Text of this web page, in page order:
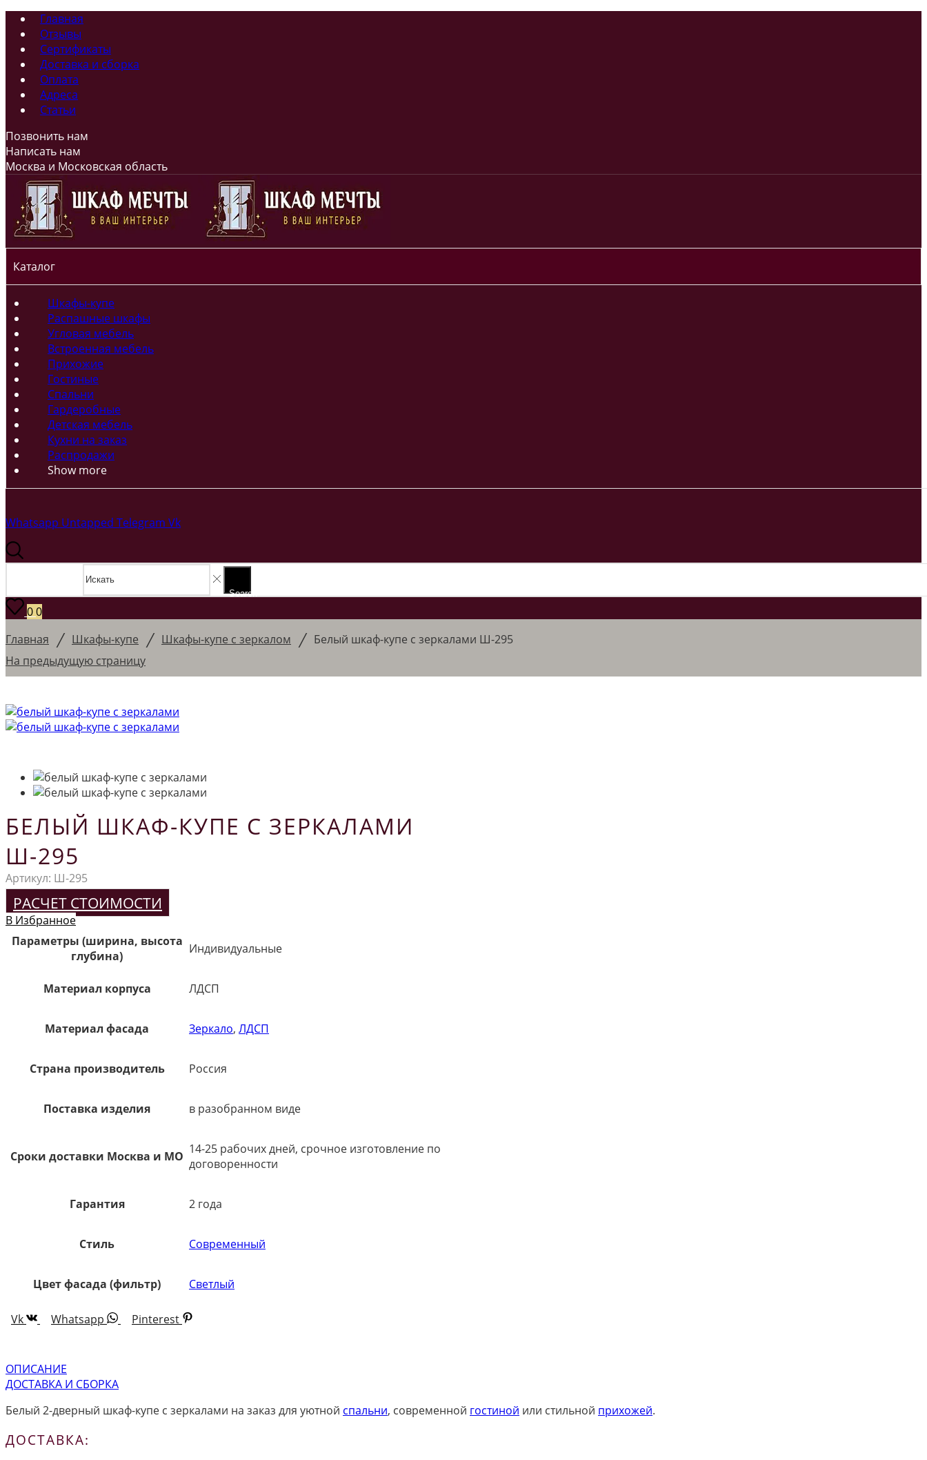
Главная
Отзывы
Сертификаты
Доставка и сборка
Оплата
Адреса
Статьи
Позвонить нам
Написать нам
Москва и Московская область
Каталог
Шкафы-купе
Распашные шкафы
Угловая мебель
Встроенная мебель
Прихожие
Гостиные
Спальни
Гардеробные
Детская мебель
Кухни на заказ
Распродажи
Show more
Whatsapp Untapped Telegram Vk
Search
00
Главная / Шкафы-купе / Шкафы-купе с зеркалом / Белый шкаф-купе с зеркалами Ш-295
На предыдущую страницу
БЕЛЫЙ ШКАФ-КУПЕ С ЗЕРКАЛАМИ
Ш-295
Артикул: Ш-295
РАСЧЕТ СТОИМОСТИ
В Избранное
Параметры (ширина, высота
глубина)
Индивидуальные
Материал корпуса ЛДСП
Материал фасада Зеркало, ЛДСП
Страна производитель Россия
Поставка изделия в разобранном виде
Сроки доставки Москва и МО 14-25 рабочих дней, срочное изготовление по
договоренности
Гарантия 2 года
Стиль Современный
Цвет фасада (фильтр) Светлый
Vk Whatsapp Pinterest
ОПИСАНИЕ
ДОСТАВКА И СБОРКА
Белый 2-дверный шкаф-купе с зеркалами на заказ для уютной спальни, современной гостиной или стильной прихожей.
ДОСТАВКА: